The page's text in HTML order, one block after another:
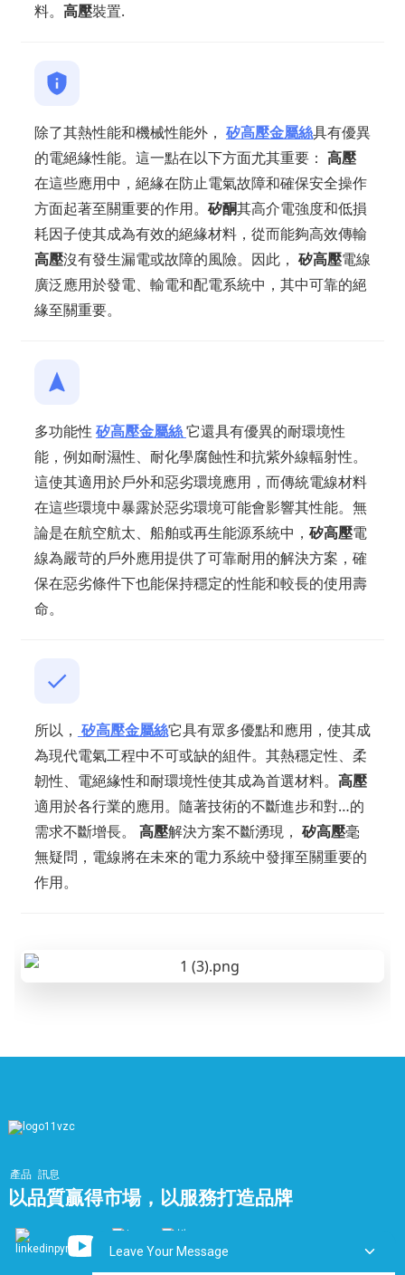
料。 高壓裝置.
除了其熱性能和機械性能外， 矽高壓金屬絲具有優異
的電絕緣性能。這一點在以下方面尤其重要： 高壓
在這些應用中，絕緣在防止電氣故障和確保安全操作
方面起著至關重要的作用。 矽酮其高介電強度和低損
耗因子使其成為有效的絕緣材料，從而能夠高效傳輸
高壓沒有發生漏電或故障的風險。因此， 矽高壓電線
廣泛應用於發電、輸電和配電系統中，其中可靠的絕
緣至關重要。
多功能性 矽高壓金屬絲它還具有優異的耐環境性
能，例如耐濕性、耐化學腐蝕性和抗紫外線輻射性。
這使其適用於戶外和惡劣環境應用，而傳統電線材料
在這些環境中暴露於惡劣環境可能會影響其性能。無
論是在航空航太、船舶或再生能源系統中， 矽高壓電
線為嚴苛的戶外應用提供了可靠耐用的解決方案，確
保在惡劣條件下也能保持穩定的性能和較長的使用壽
命。
所以， 矽高壓金屬絲它具有眾多優點和應用，使其成
為現代電氣工程中不可或缺的組件。其熱穩定性、柔
韌性、電絕緣性和耐環境性使其成為首選材料。 高壓
適用於各行業的應用。隨著技術的不斷進步和對…的
需求不斷增長。 高壓解決方案不斷湧現， 矽高壓毫
無疑問，電線將在未來的電力系統中發揮至關重要的
作用。
產品 訊息
以品質贏得市場，以服務打造品牌
Leave Your Message